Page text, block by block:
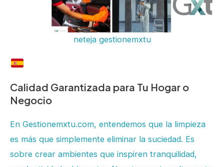
neteja gestionemxtu
Calidad Garantizada para Tu Hogar o
Negocio
En Gestionemxtu.com, entendemos que la limpieza
es más que simplemente eliminar la suciedad. Es
sobre crear ambientes que inspiren tranquilidad,